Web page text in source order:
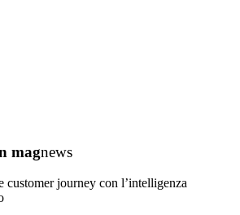
magnews
customer journey con l’intelligenza